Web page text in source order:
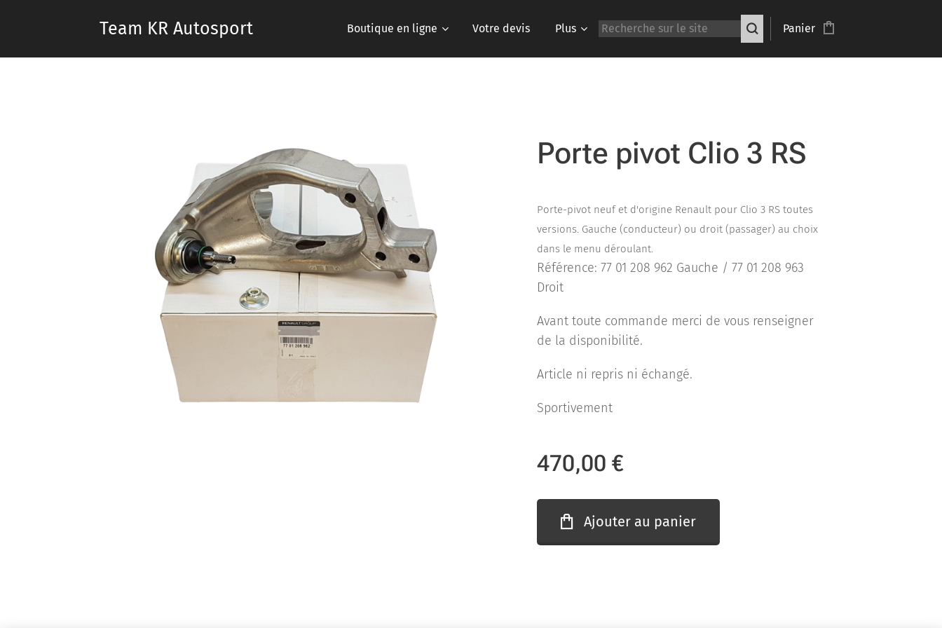
Team KR Autosport Boutique en ligne Votre devis Plus Panier
Porte pivot Clio 3 RS
Porte-pivot neuf et d'origine Renault pour Clio 3 RS toutes
versions. Gauche (conducteur) ou droit (passager) au choix
dans le menu déroulant.
Référence: 77 01 208 962 Gauche / 77 01 208 963
Droit
Avant toute commande merci de vous renseigner
de la disponibilité.
Article ni repris ni échangé.
Sportivement
470,00 €
Ajouter au panier